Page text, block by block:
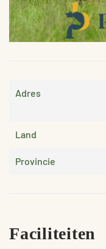
Adres
Land
Provincie
Faciliteiten